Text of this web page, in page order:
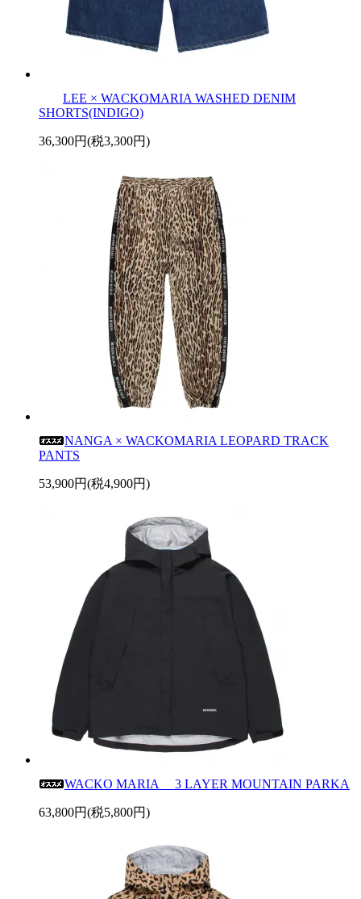
LEE × WACKOMARIA WASHED DENIM
SHORTS(INDIGO)
36,300円(税3,300円)
NANGA × WACKOMARIA LEOPARD TRACK
PANTS
53,900円(税4,900円)
WACKO MARIA 3 LAYER MOUNTAIN PARKA
63,800円(税5,800円)